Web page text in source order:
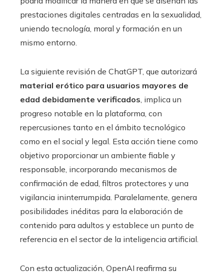
prestaciones digitales centradas en la sexualidad,
uniendo tecnología, moral y formación en un
mismo entorno.
La siguiente revisión de ChatGPT, que autorizará
material erótico para usuarios mayores de
edad debidamente verificados , implica un
progreso notable en la plataforma, con
repercusiones tanto en el ámbito tecnológico
como en el social y legal. Esta acción tiene como
objetivo proporcionar un ambiente fiable y
responsable, incorporando mecanismos de
confirmación de edad, filtros protectores y una
vigilancia ininterrumpida. Paralelamente, genera
posibilidades inéditas para la elaboración de
contenido para adultos y establece un punto de
referencia en el sector de la inteligencia artificial.
Con esta actualización, OpenAI reafirma su